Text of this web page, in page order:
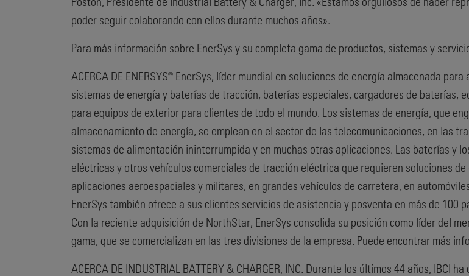
poder seguir colaborando con ellos durante muchos años».
Para más información sobre EnerSys y su completa gama de productos, sistemas y
ACERCA DE ENERSYS® EnerSys, líder mundial en soluciones de energía almacenada
sistemas de energía y baterías de tracción, baterías especiales, cargadores de baterías,
para equipos de exterior para clientes de todo el mundo. Los sistemas de energía, que
almacenamiento de energía, se emplean en el sector de las telecomunicaciones, en las
sistemas de alimentación ininterrumpida y en muchas otras aplicaciones. Las baterías y
eléctricas y otros vehículos comerciales de tracción eléctrica que requieren soluciones
aplicaciones aeroespaciales y militares, en grandes vehículos de carretera, en
EnerSys también ofrece a sus clientes servicios de asistencia y posventa en más de 100
Con la reciente adquisición de NorthStar, EnerSys consolida su posición como líder del
gama, que se comercializan en las tres divisiones de la empresa. Puede encontrar más
ACERCA DE INDUSTRIAL BATTERY & CHARGER, INC. Durante los últimos 44 años,